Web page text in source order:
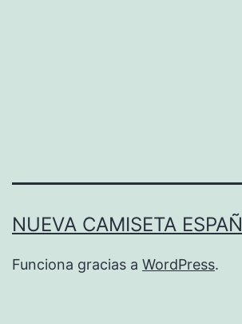
NUEVA CAMISETA
Funciona gracias a WordPress.